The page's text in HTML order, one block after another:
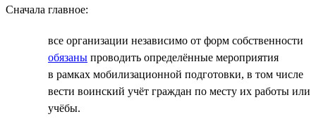
Сначала главное:
все организации независимо от форм собственности
обязаны проводить определённые мероприятия
в рамках мобилизационной подготовки, в том числе
вести воинский учёт граждан по месту их работы или
учёбы.